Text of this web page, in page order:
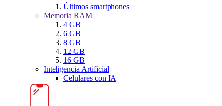
Últimos smartphones
Memoria RAM
4 GB
6 GB
8 GB
12 GB
16 GB
Inteligencia Artificial
Celulares con IA